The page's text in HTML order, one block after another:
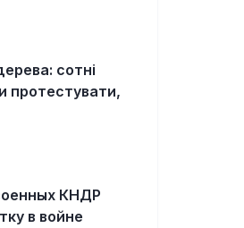
сотні
протестувати,
КНДР
в войне